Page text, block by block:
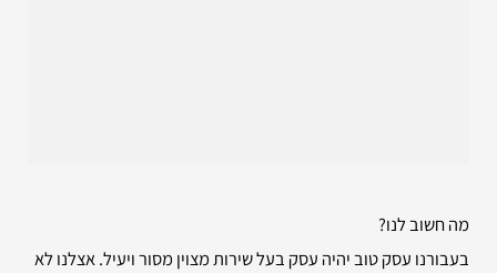
מה חשוב לנו?
בעבורנו עסק טוב יהיה עסק בעל שירות מצוין מסור ויעיל. אצלנו לא